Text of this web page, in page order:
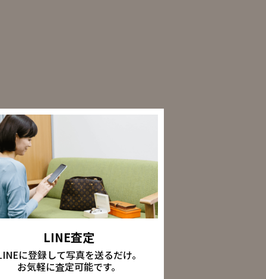
LINE査定
に登録して写真を送るだけ。
お気軽に査定可能です。